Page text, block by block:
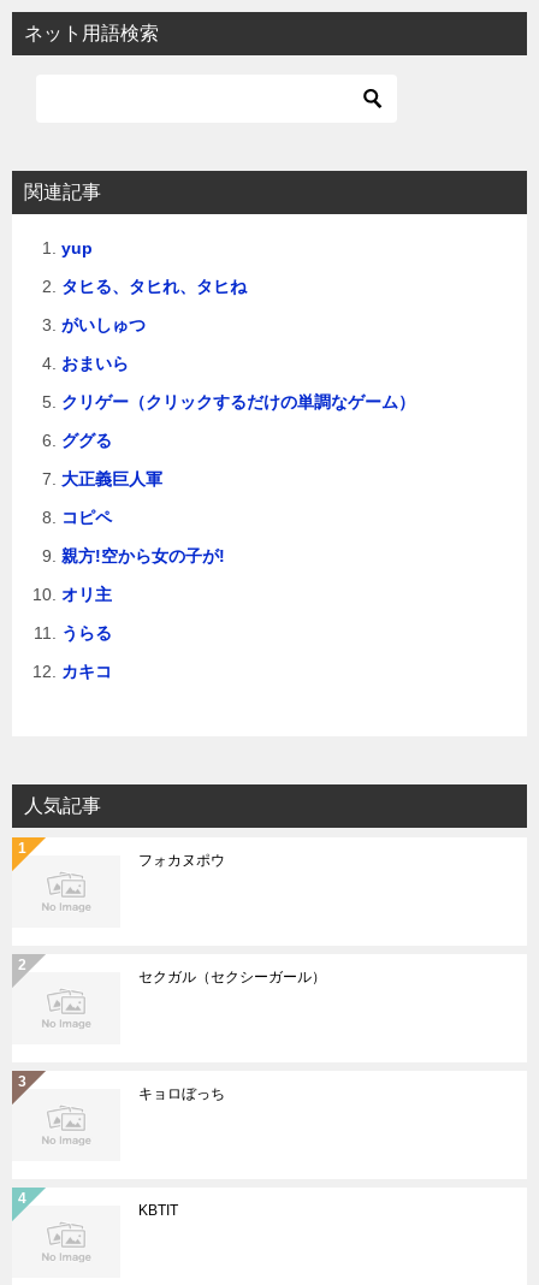
ビ
ゲ
ョ
ン
ネット用語検索
関連記事
yup
タヒる、タヒれ、タヒね
がいしゅつ
おまいら
クリゲー（クリックするだけの単調なゲーム）
ググる
大正義巨人軍
コピペ
親方!空から女の子が!
オリ主
うらる
カキコ
人気記事
フォカヌポウ
セクガル（セクシーガール）
キョロぼっち
KBTIT